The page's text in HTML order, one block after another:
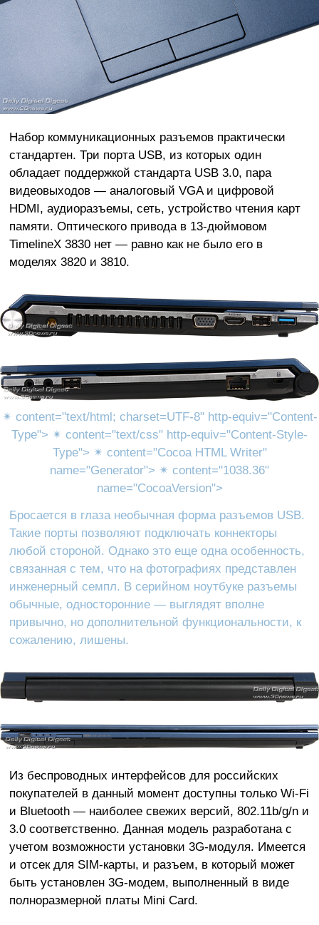
Набор коммуникационных разъемов практически
стандартен. Три порта USB, из которых один
обладает поддержкой стандарта USB 3.0, пара
видеовыходов — аналоговый VGA и цифровой
HDMI, аудиоразъемы, сеть, устройство чтения карт
памяти. Оптического привода в 13-дюймовом
TimelineX 3830 нет — равно как не было его в
моделях 3820 и 3810.
✴ content="text/html; charset=UTF-8" http-equiv="Content-
Type"> ✴ content="text/css" http-equiv="Content-Style-
Type"> ✴ content="Cocoa HTML Writer"
name="Generator"> ✴ content="1038.36"
name="CocoaVersion">
Бросается в глаза необычная форма разъемов USB.
Такие порты позволяют подключать коннекторы
любой стороной. Однако это еще одна особенность,
связанная с тем, что на фотографиях представлен
инженерный семпл. В серийном ноутбуке разъемы
обычные, односторонние — выглядят вполне
привычно, но дополнительной функциональности, к
сожалению, лишены.
Из беспроводных интерфейсов для российских
покупателей в данный момент доступны только Wi-Fi
и Bluetooth — наиболее свежих версий, 802.11b/g/n и
3.0 соответственно. Данная модель разработана с
учетом возможности установки 3G-модуля. Имеется
и отсек для SIM-карты, и разъем, в который может
быть установлен 3G-модем, выполненный в виде
полноразмерной платы Mini Card.